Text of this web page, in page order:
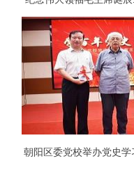
行
朝阳区委党校举办党史